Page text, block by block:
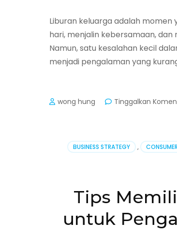
Liburan keluarga adalah
hari, menjalin kebersamaan,
Namun, satu kesalahan kecil
menjadi pengalaman yang
wong hung Tinggalkan
BUSINESS STRATEGY ,
Tips
untuk